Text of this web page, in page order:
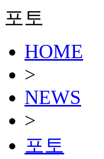
포토
HOME
>
NEWS
>
포토